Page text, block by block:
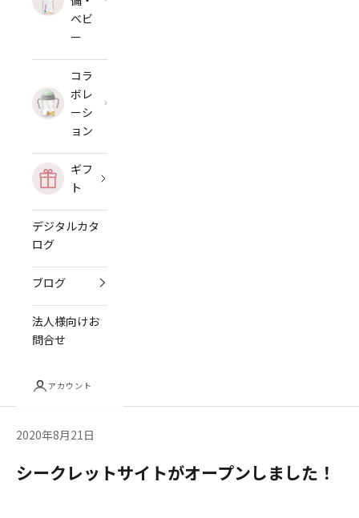
ベビ
ー
コラ
ボレ
ーシ
ョン
ギフ
ト
デジタルカタ
ログ
ブログ
法人様向けお
問合せ
アカウント
2020年8月21日
シークレットサイトがオープンしました！